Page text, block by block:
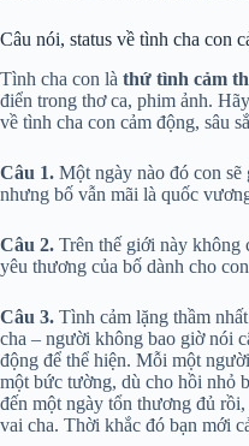
Câu nói, status về tình cha con
Tình cha con là thứ tình cảm
điển trong thơ ca, phim ảnh.
về tình cha con cảm động, sâu
Câu 1. Một ngày nào đó con
nhưng bố vẫn mãi là quốc
Câu 2. Trên thế giới này không
yêu thương của bố dành cho
Câu 3. Tình cảm lặng thầm
cha – người không bao giờ nói
động để thể hiện. Mỗi một
một bức tường, dù cho hồi nhỏ
đến một ngày tổn thương đủ
vai cha. Thời khắc đó bạn mới